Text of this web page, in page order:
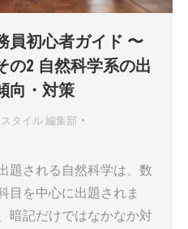
員初心者ガイド 〜
の2 自然科学系の出
向・対策
タイル 編集部
題される自然科学は、数
目を中心に出題されま
暗記だけではなかなか対